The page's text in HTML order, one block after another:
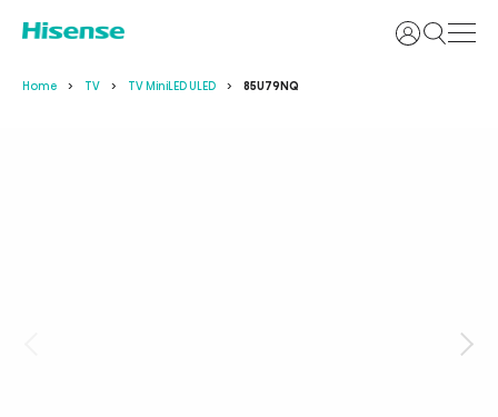
Accedi
Home TV TV MiniLED ULED 85U79NQ